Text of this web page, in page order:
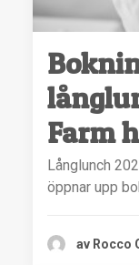
Farm
Långlunch
öppnar upp
av Rocco